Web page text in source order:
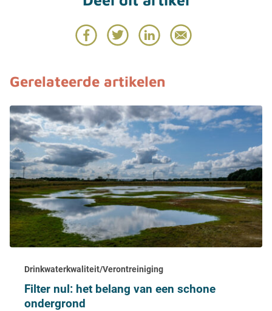
Gerelateerde artikelen
Drinkwaterkwaliteit/Verontreiniging
Filter nul: het belang van een schone
ondergrond